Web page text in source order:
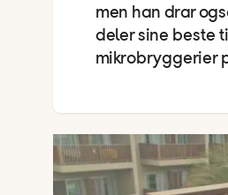
men han drar
deler sine beste
mikrobryggerier